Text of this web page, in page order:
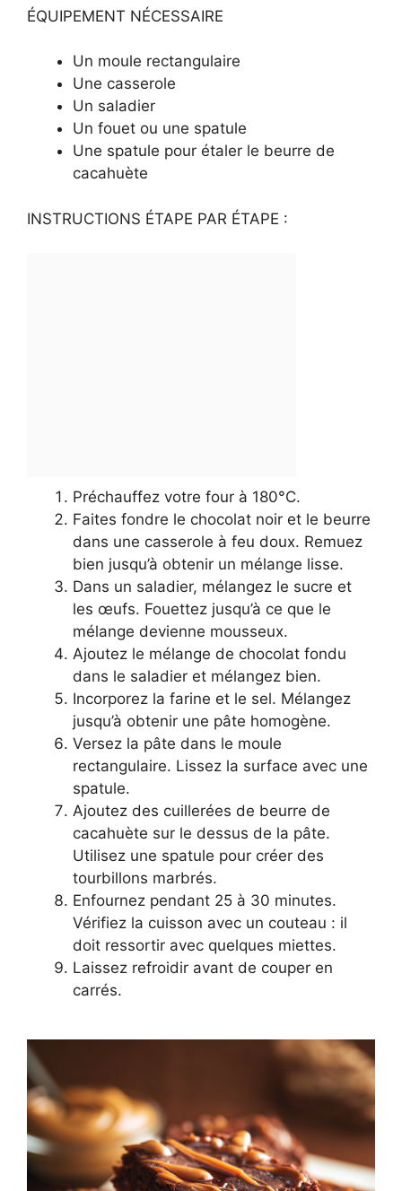
ÉQUIPEMENT NÉCESSAIRE
Un moule rectangulaire
Une casserole
Un saladier
Un fouet ou une spatule
Une spatule pour étaler le beurre de
cacahuète
INSTRUCTIONS ÉTAPE PAR ÉTAPE :
Préchauffez votre four à 180°C.
Faites fondre le chocolat noir et le beurre
dans une casserole à feu doux. Remuez
bien jusqu’à obtenir un mélange lisse.
Dans un saladier, mélangez le sucre et
les œufs. Fouettez jusqu’à ce que le
mélange devienne mousseux.
Ajoutez le mélange de chocolat fondu
dans le saladier et mélangez bien.
Incorporez la farine et le sel. Mélangez
jusqu’à obtenir une pâte homogène.
Versez la pâte dans le moule
rectangulaire. Lissez la surface avec une
spatule.
Ajoutez des cuillerées de beurre de
cacahuète sur le dessus de la pâte.
Utilisez une spatule pour créer des
tourbillons marbrés.
Enfournez pendant 25 à 30 minutes.
Vérifiez la cuisson avec un couteau : il
doit ressortir avec quelques miettes.
Laissez refroidir avant de couper en
carrés.